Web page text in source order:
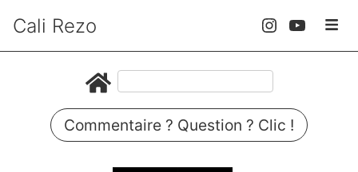
Cali Rezo
Commentaire ? Question ? Clic !